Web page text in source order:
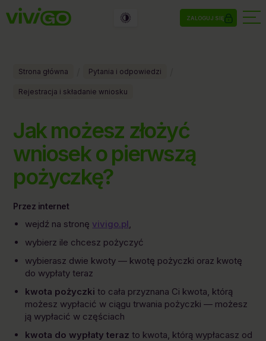
ZALOGUJ SIĘ
Strona główna Pytania i odpowiedzi
Rejestracja i składanie wniosku
Jak możesz złożyć
wniosek o pierwszą
pożyczkę?
Przez internet
wejdź na stronę vivigo.pl,
wybierz ile chcesz pożyczyć
wybierasz dwie kwoty — kwotę pożyczki oraz kwotę
do wypłaty teraz
kwota pożyczki to cała przyznana Ci kwota, którą
możesz wypłacić w ciągu trwania pożyczki — możesz
ją wypłacić w częściach
kwota do wypłaty teraz to kwota, którą wypłacasz od